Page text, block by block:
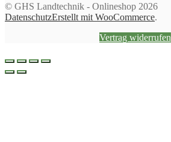
© GHS Landtechnik - Onlineshop 2026
DatenschutzErstellt mit WooCommerce.
Vertrag widerrufen